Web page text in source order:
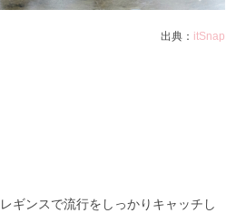
出典： itSnap
ギンスで流行をしっかりキャッチし